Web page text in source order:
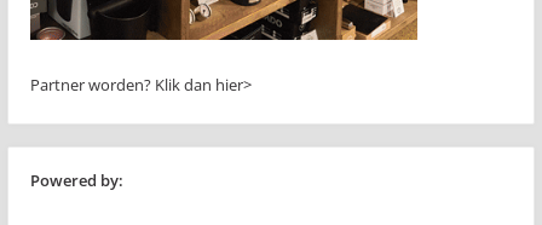
Partner worden? Klik dan hier>
Powered by: